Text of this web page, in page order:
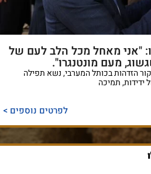
"​אני מאחל מכל הלב לעם של
מעם מונטנגרו".
הזדהות בכותל המערבי, נשא תפילה
תמיכה
לפרטים נוספים >